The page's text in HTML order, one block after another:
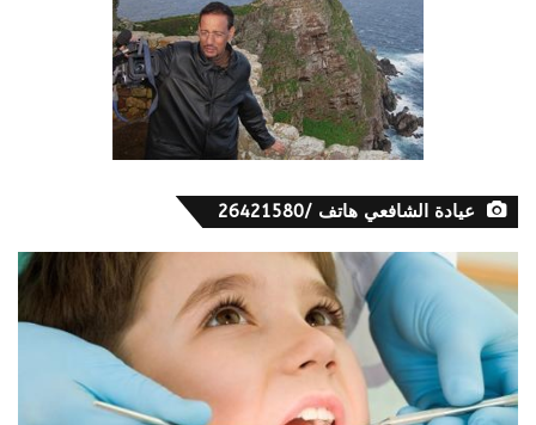
عيادة الشافعي هاتف /26421580